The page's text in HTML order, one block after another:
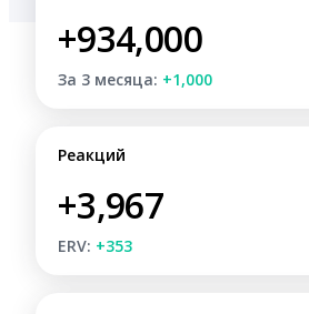
+934,000
За 3 месяца: +1,000
Реакций
+3,967
ERV: +353